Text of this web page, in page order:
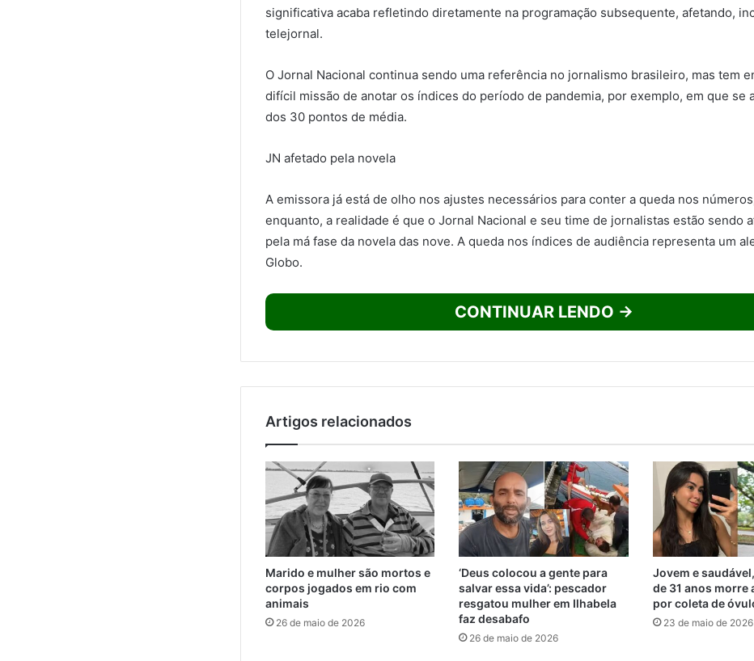
significativa acaba refletindo diretamente na programação subsequente, afetando,
telejornal.
O Jornal Nacional continua sendo uma referência no jornalismo brasileiro, mas tem
difícil missão de anotar os índices do período de pandemia, por exemplo, em que se
dos 30 pontos de média.
JN afetado pela novela
A emissora já está de olho nos ajustes necessários para conter a queda nos
enquanto, a realidade é que o Jornal Nacional e seu time de jornalistas estão sendo
pela má fase da novela das nove. A queda nos índices de audiência representa um
Globo.
CONTINUAR LENDO →
Artigos relacionados
Marido e mulher são mortos e
corpos jogados em rio com
animais
26 de maio de 2026
‘Deus colocou a gente para
salvar essa vida’: pescador
resgatou mulher em Ilhabela
faz desabafo
26 de maio de 2026
Jovem e
de 31 anos morre
por coleta de
23 de maio de 2026